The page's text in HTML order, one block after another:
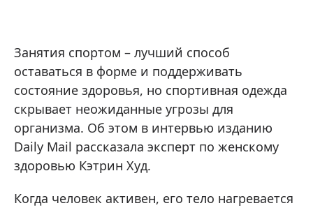
Занятия спортом – лучший способ
оставаться в форме и поддерживать
состояние здоровья, но спортивная одежда
скрывает неожиданные угрозы для
организма. Об этом в интервью изданию
Daily Mail рассказала эксперт по женскому
здоровью Кэтрин Худ.
Когда человек активен, его тело нагревается